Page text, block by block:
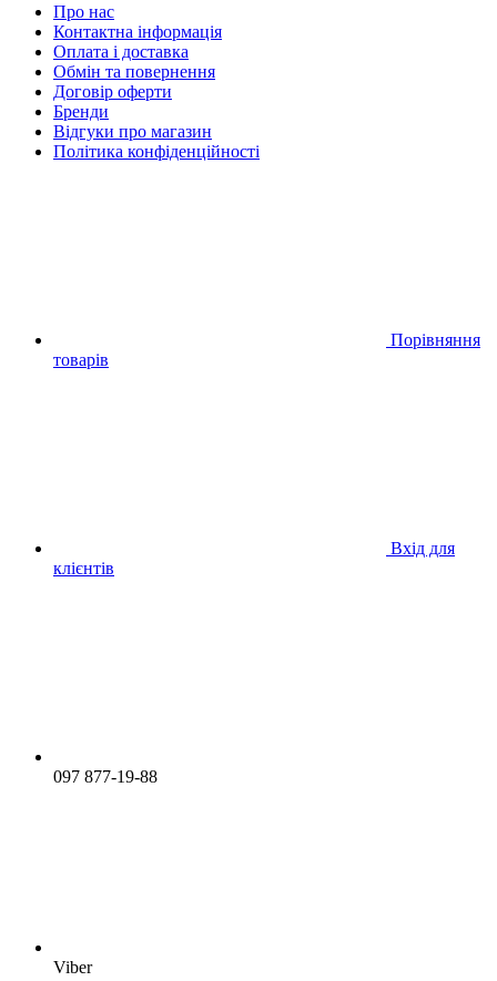
Про нас
Контактна інформація
Оплата і доставка
Обмін та повернення
Договір оферти
Бренди
Відгуки про магазин
Політика конфіденційності
Порівняння
товарів
Вхід для
клієнтів
097 877-19-88
Viber